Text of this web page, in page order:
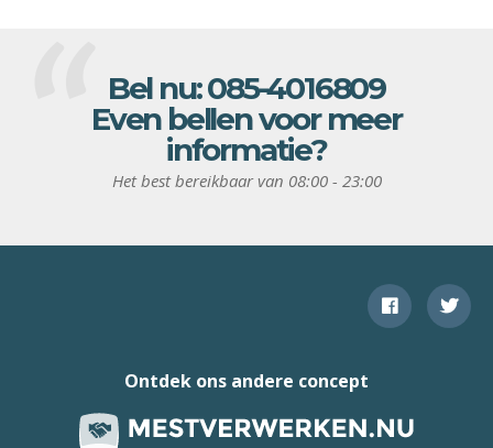
Bel nu:085-4016809
Even bellen voor meer
informatie?
Het best bereikbaar van 08:00 - 23:00
Ontdek ons andere concept